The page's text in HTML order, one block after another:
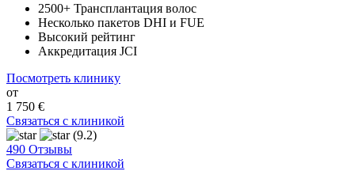
2500+ Трансплантация волос
Несколько пакетов DHI и FUE
Высокий рейтинг
Аккредитация JCI
Посмотреть клинику
от
1 750 €
Связаться с клиникой
(9.2)
490 Отзывы
Связаться с клиникой